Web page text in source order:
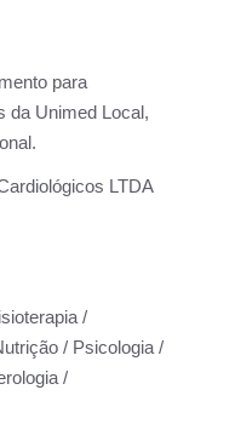
para
da Unimed Local,
LTDA
/
/ Psicologia /
/